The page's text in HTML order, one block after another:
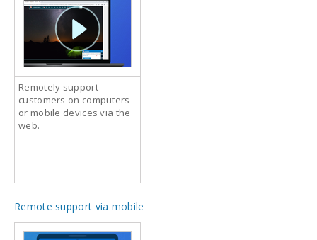
Remotely support
customers on computers
or mobile devices via the
web.
Remote support via mobile